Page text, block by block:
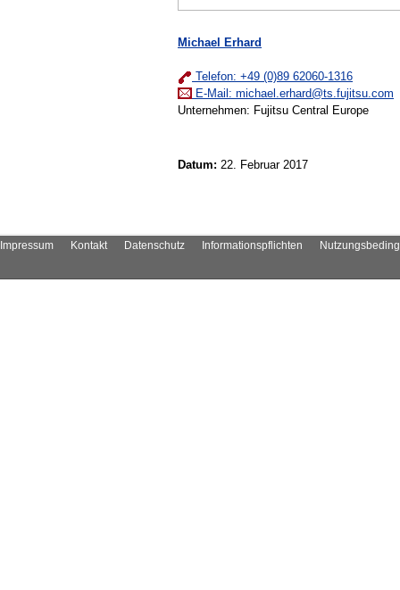
Michael Erhard
Telefon: +49 (0)89 62060-1316
E-Mail: michael.erhard@ts.fujitsu.com
Unternehmen: Fujitsu Central Europe
Datum: 22. Februar 2017
Impressum Kontakt Datenschutz Informationspflichten